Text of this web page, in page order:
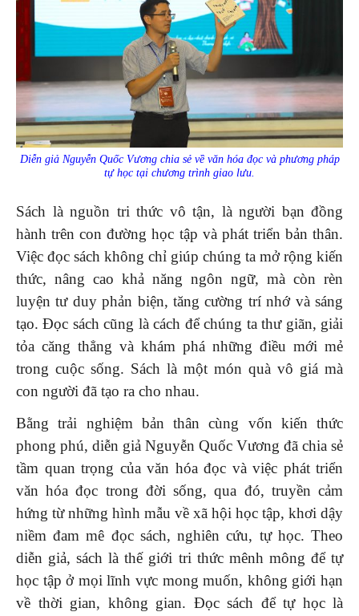
Diễn giả Nguyễn Quốc Vương chia sẻ về văn hóa đọc và phương pháp
tự học tại chương trình giao lưu.
Sách là nguồn tri thức vô tận, là người bạn đồng
hành trên con đường học tập và phát triển bản thân.
Việc đọc sách không chỉ giúp chúng ta mở rộng kiến
thức, nâng cao khả năng ngôn ngữ, mà còn rèn
luyện tư duy phản biện, tăng cường trí nhớ và sáng
tạo. Đọc sách cũng là cách để chúng ta thư giãn, giải
tỏa căng thẳng và khám phá những điều mới mẻ
trong cuộc sống. Sách là một món quà vô giá mà
con người đã tạo ra cho nhau.
Bằng trải nghiệm bản thân cùng vốn kiến thức
phong phú, diễn giả Nguyễn Quốc Vương đã chia sẻ
tầm quan trọng của văn hóa đọc và việc phát triển
văn hóa đọc trong đời sống, qua đó, truyền cảm
hứng từ những hình mẫu về xã hội học tập, khơi dậy
niềm đam mê đọc sách, nghiên cứu, tự học. Theo
diễn giả, sách là thế giới tri thức mênh mông để tự
học tập ở mọi lĩnh vực mong muốn, không giới hạn
về thời gian, không gian. Đọc sách để tự học là